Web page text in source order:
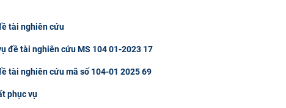
tài nghiên cứu
đề tài nghiên cứu MS 104 01-2023 17
tài nghiên cứu mã số 104-01 2025 69
phục vụ